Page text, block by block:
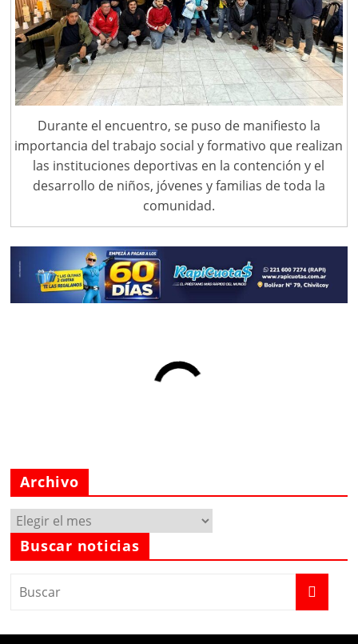
Durante el encuentro, se puso de manifiesto la
importancia del trabajo social y formativo que realizan
las instituciones deportivas en la contención y el
desarrollo de niños, jóvenes y familias de toda la
comunidad.
Archivo
Archivo
Buscar noticias